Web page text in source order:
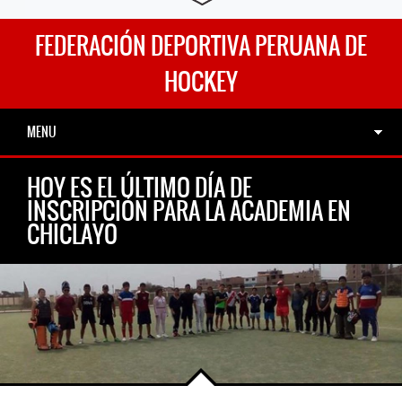
FEDERACIÓN DEPORTIVA PERUANA DE
HOCKEY
MENU
HOY ES EL ÚLTIMO DÍA DE
INSCRIPCIÓN PARA LA ACADEMIA EN
CHICLAYO